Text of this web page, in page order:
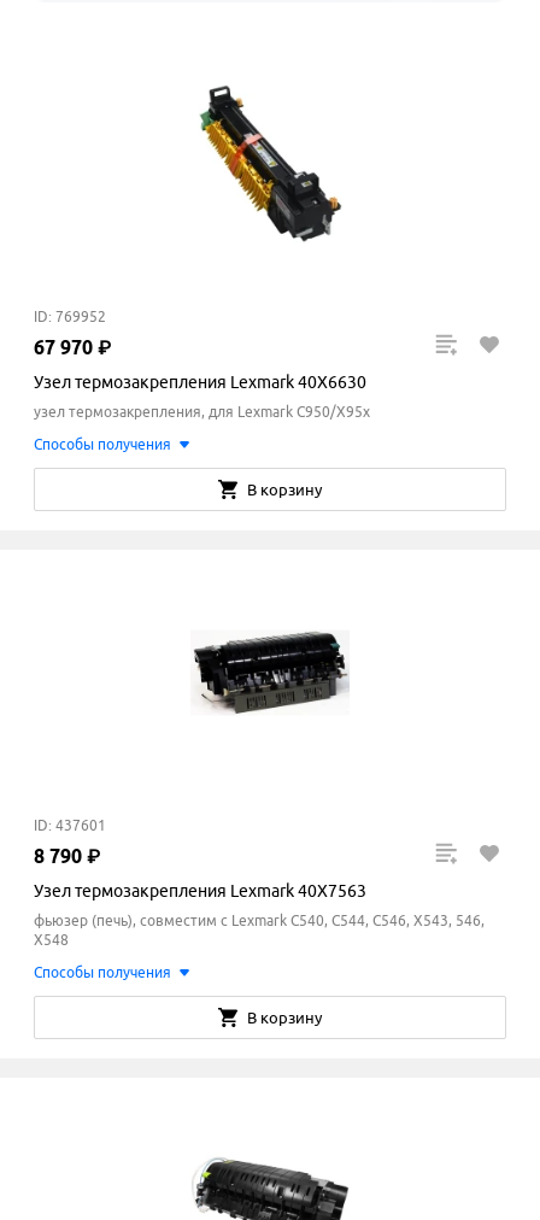
ID: 769952
67 970 ₽
Узел термозакрепления Lexmark 40X6630
узел термозакрепления, для Lexmark C950/X95x
Способы получения
В корзину
ID: 437601
8 790 ₽
Узел термозакрепления Lexmark 40X7563
фьюзер (печь), совместим с Lexmark C540, C544, C546, X543, 546,
X548
Способы получения
В корзину